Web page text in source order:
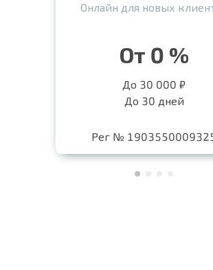
Онлайн для новых
От 0 %
До 30 000 ₽
До 30 дней
Рег №